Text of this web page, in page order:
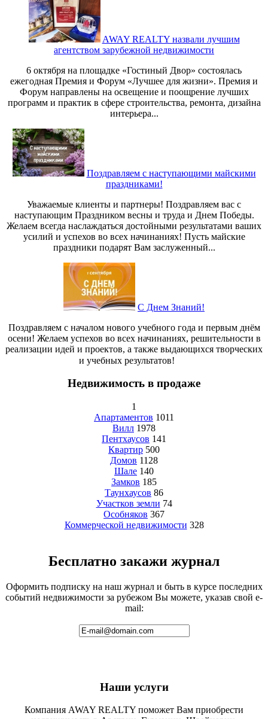
AWAY REALTY назвали лучшим
агентством зарубежной недвижимости
6 октября на площадке «Гостиный Двор» состоялась
ежегодная Премия и Форум «Лучшее для жизни». Премия и
Форум направлены на освещение и поощрение лучших
программ и практик в сфере строительства, ремонта, дизайна
интерьера...
Поздравляем с наступающими майскими
праздниками!
Уважаемые клиенты и партнеры! Поздравляем вас с
наступающим Праздником весны и труда и Днем Победы.
Желаем всегда наслаждаться достойными результатами ваших
усилий и успехов во всех начинаниях! Пусть майские
праздники подарят Вам заслуженный...
С Днем Знаний!
Поздравляем с началом нового учебного года и первым днём
осени! Желаем успехов во всех начинаниях, решительности в
реализации идей и проектов, а также выдающихся творческих
и учебных результатов!⠀⠀
Недвижимость в продаже
1
Апартаментов 1011
Вилл 1978
Пентхаусов 141
Квартир 500
Домов 1128
Шале 140
Замков 185
Таунхаусов 86
Участков земли 74
Особняков 367
Коммерческой недвижимости 328
Бесплатно закажи журнал
Оформить подписку на наш журнал и быть в курсе последних
событий недвижимости за рубежом Вы можете, указав свой e-
mail:
Наши услуги
Компания AWAY REALTY поможет Вам приобрести